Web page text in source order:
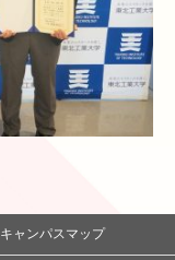
キャンパスマップ